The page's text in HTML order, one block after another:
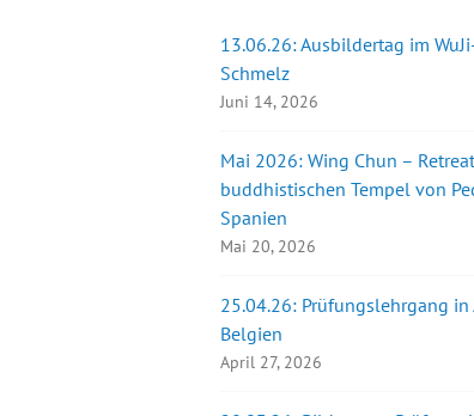
13.06.26: Ausbildertag im
Schmelz
Juni 14, 2026
Mai 2026: Wing Chun –
buddhistischen Tempel von
Spanien
Mai 20, 2026
25.04.26: Prüfungslehrgang
Belgien
April 27, 2026